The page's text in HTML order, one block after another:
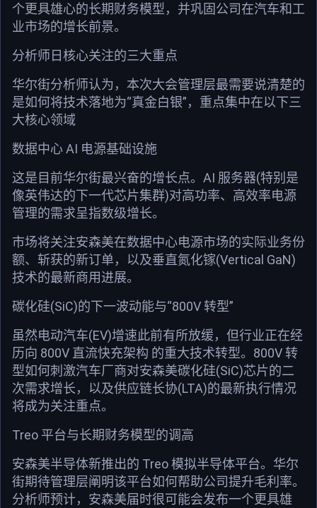
个更具雄心的长期财务模型，并巩固公司在汽车和工
业市场的增长前景。
分析师日核心关注的三大重点
华尔街分析师认为，本次大会管理层最需要说清楚的
是如何将技术落地为“真金白银”，重点集中在以下三
大核心领域
数据中心 AI 电源基础设施
这是目前华尔街最兴奋的增长点。AI 服务器(特别是
像英伟达的下一代芯片集群)对高功率、高效率电源
管理的需求呈指数级增长。
市场将关注安森美在数据中心电源市场的实际业务份
额、斩获的新订单，以及垂直氮化镓(Vertical GaN)
技术的最新商用进展。
碳化硅(SiC)的下一波动能与“800V 转型”
虽然电动汽车(EV)增速此前有所放缓，但行业正在经
历向 800V 直流快充架构 的重大技术转型。800V 转
型如何刺激汽车厂商对安森美碳化硅(SiC)芯片的二
次需求增长，以及供应链长协(LTA)的最新执行情况
将成为关注重点。
Treo 平台与长期财务模型的调高
安森美半导体新推出的 Treo 模拟半导体平台。华尔
街期待管理层阐明该平台如何帮助公司提升毛利率。
分析师预计，安森美届时很可能会发布一个更具雄